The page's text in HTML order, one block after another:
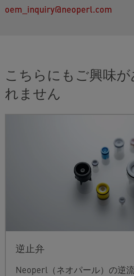
oem_inquiry@neoperl.com
こちらにもご興味
れません
逆止弁
Neoperl（ネオパール）の逆